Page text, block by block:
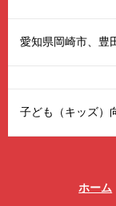
愛知県岡崎市、豊
子ども（キッズ）
ホーム